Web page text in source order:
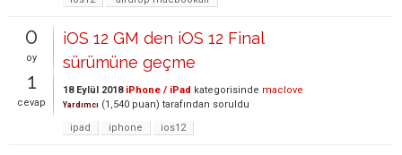
0
oy
1
cevap
iOS 12 GM den iOS 12 Final
sürümüne geçme
18 Eylül 2018 iPhone / iPad kategorisinde maclove
Yardımcı (1,540 puan) tarafından soruldu
ipad
iphone ios12